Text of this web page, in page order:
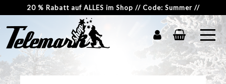
20 % Rabatt auf ALLES im Shop // Code: Summer //